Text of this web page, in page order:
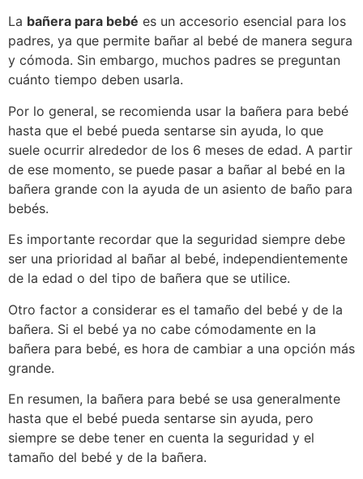
La bañera para bebé es un accesorio esencial para los
padres, ya que permite bañar al bebé de manera segura
y cómoda. Sin embargo, muchos padres se preguntan
cuánto tiempo deben usarla.
Por lo general, se recomienda usar la bañera para bebé
hasta que el bebé pueda sentarse sin ayuda, lo que
suele ocurrir alrededor de los 6 meses de edad. A partir
de ese momento, se puede pasar a bañar al bebé en la
bañera grande con la ayuda de un asiento de baño para
bebés.
Es importante recordar que la seguridad siempre debe
ser una prioridad al bañar al bebé, independientemente
de la edad o del tipo de bañera que se utilice.
Otro factor a considerar es el tamaño del bebé y de la
bañera. Si el bebé ya no cabe cómodamente en la
bañera para bebé, es hora de cambiar a una opción más
grande.
En resumen, la bañera para bebé se usa generalmente
hasta que el bebé pueda sentarse sin ayuda, pero
siempre se debe tener en cuenta la seguridad y el
tamaño del bebé y de la bañera.